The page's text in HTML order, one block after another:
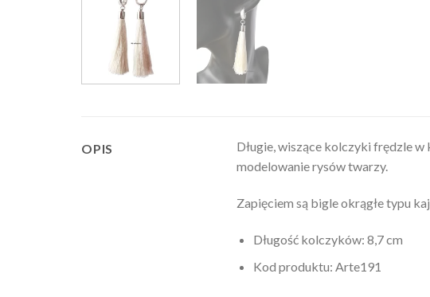
OPIS
Długie, wiszące kolczyki frędzle
modelowanie rysów twarzy.
Zapięciem są bigle okrągłe typu
Długość kolczyków: 8,7 cm
Kod produktu: Arte191